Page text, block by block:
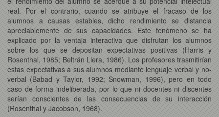
real. Por el contrario, cuando se atribuye el fracaso de los
alumnos a causas estables, dicho rendimiento se distancia
apreciablemente de sus capacidades. Este fenómeno se ha
explicado por la ventaja interactiva que disfrutan los alumnos
sobre los que se depositan expectativas positivas (Harris y
Rosenthal, 1985; Beltrán Llera, 1986). Los profesores trasmitirían
estas expectativas a sus alumnos mediante lenguaje verbal y no-
verbal (Babad y Taylor, 1992; Snowman, 1996), pero en todo
caso de forma indeliberada, por lo que ni docentes ni discentes
serían conscientes de las consecuencias de su interacción
(Rosenthal y Jacobson, 1968).